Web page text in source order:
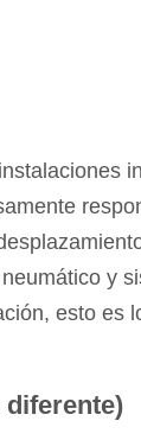
y
esto es